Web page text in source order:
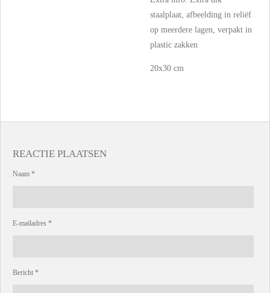
staalplaat, afbeelding in reliëf
op meerdere lagen, verpakt in
plastic zakken
20x30 cm
REACTIE PLAATSEN
Naam *
E-mailadres *
Bericht *